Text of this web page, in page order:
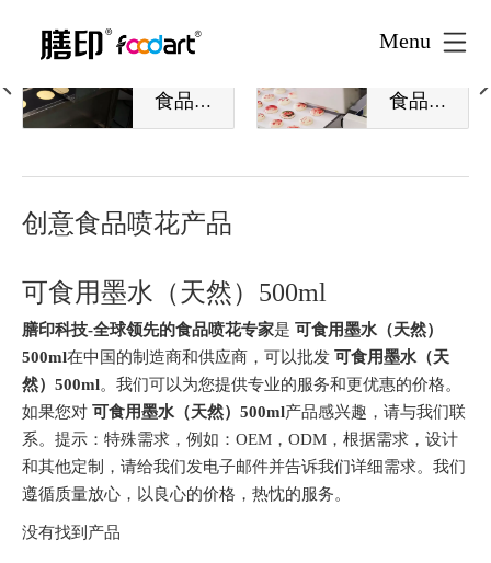
Menu
食品
喷花
食品
喷花
创意食品喷花产品
可食用墨水（天然）500ml
膳印科技-全球领先的食品喷花专家是 可食用墨水（天然）
500ml在中国的制造商和供应商，可以批发 可食用墨水（天
然）500ml。我们可以为您提供专业的服务和更优惠的价格。
如果您对 可食用墨水（天然）500ml产品感兴趣，请与我们联
系。提示：特殊需求，例如：OEM，ODM，根据需求，设计
和其他定制，请给我们发电子邮件并告诉我们详细需求。我们
遵循质量放心，以良心的价格，热忱的服务。
没有找到产品